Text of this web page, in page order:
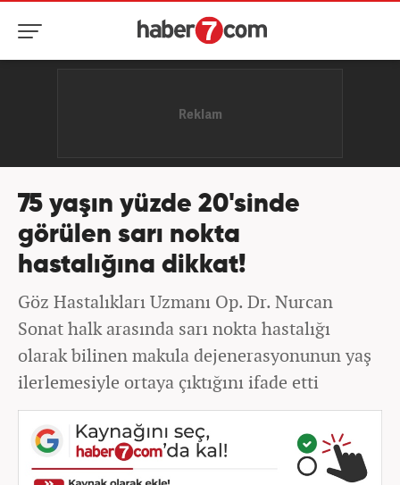
75 yaşın yüzde 20'sinde
görülen sarı nokta
hastalığına dikkat!
Göz Hastalıkları Uzmanı Op. Dr. Nurcan
Sonat halk arasında sarı nokta hastalığı
olarak bilinen makula dejenerasyonunun yaş
ilerlemesiyle ortaya çıktığını ifade etti